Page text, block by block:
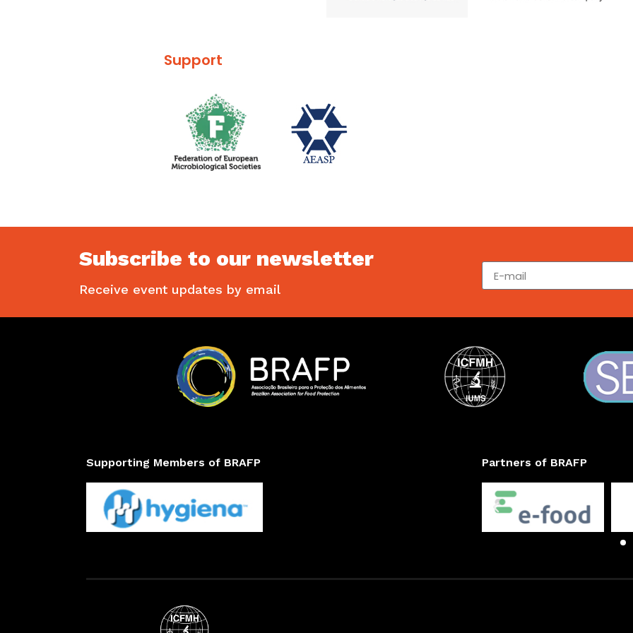
Support
Subscribe to our newsletter
Receive event updates by email
Supporting Members of BRAFP Partners of BRAFP